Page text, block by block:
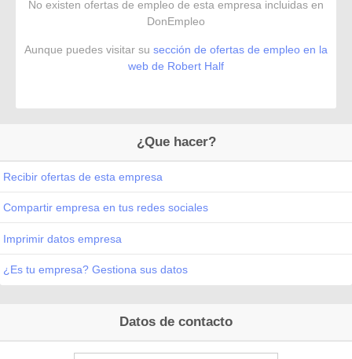
No existen ofertas de empleo de esta empresa incluidas en
DonEmpleo
Aunque puedes visitar su sección de ofertas de empleo en la
web de Robert Half
¿Que hacer?
Recibir ofertas de esta empresa
Compartir empresa en tus redes sociales
Imprimir datos empresa
¿Es tu empresa? Gestiona sus datos
Datos de contacto